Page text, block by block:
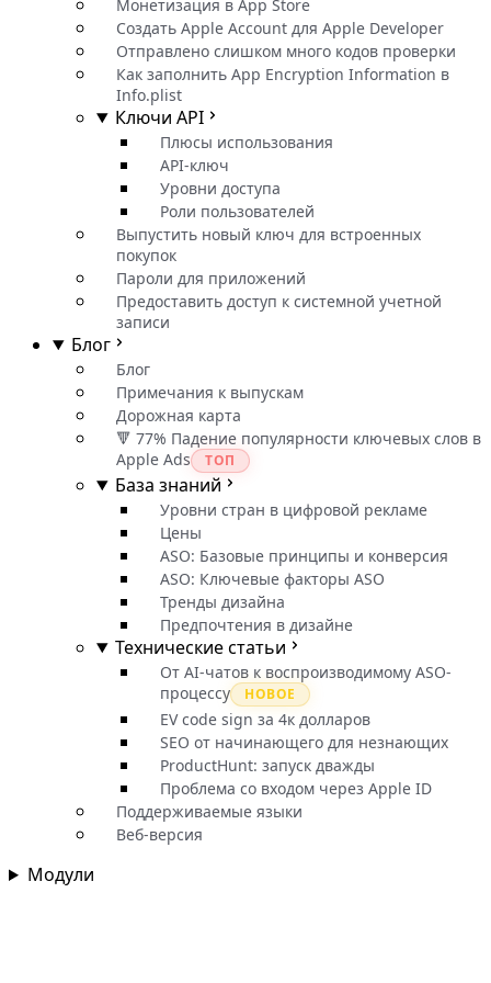
Монетизация в App Store
Создать Apple Account для Apple Developer
Отправлено слишком много кодов проверки
Как заполнить App Encryption Information в
Info.plist
Ключи API
Плюсы использования
API-ключ
Уровни доступа
Роли пользователей
Выпустить новый ключ для встроенных
покупок
Пароли для приложений
Предоставить доступ к системной учетной
записи
Блог
Блог
Примечания к выпускам
Дорожная карта
🔻 77% Падение популярности ключевых слов в
Apple Ads
ТОП
База знаний
Уровни стран в цифровой рекламе
Цены
ASO: Базовые принципы и конверсия
ASO: Ключевые факторы ASO
Тренды дизайна
Предпочтения в дизайне
Технические статьи
От AI-чатов к воспроизводимому ASO-
процессу
НОВОЕ
EV code sign за 4к долларов
SEO от начинающего для незнающих
ProductHunt: запуск дважды
Проблема со входом через Apple ID
Поддерживаемые языки
Веб-версия
Модули